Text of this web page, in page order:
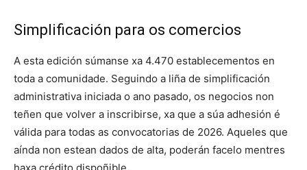
Simplificación para os comercios
A esta edición súmanse xa 4.470 establecementos en
toda a comunidade. Seguindo a liña de simplificación
administrativa iniciada o ano pasado, os negocios non
teñen que volver a inscribirse, xa que a súa adhesión é
válida para todas as convocatorias de 2026. Aqueles que
aínda non estean dados de alta, poderán facelo mentres